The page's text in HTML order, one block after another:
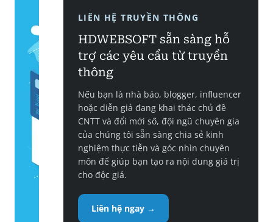
LIÊN HỆ TRUYỀN THÔNG
HDWEBSOFT sẵn sàng hỗ
trợ các yêu cầu từ truyền
thông
Nếu bạn là nhà báo, blogger, influencer
hoặc diễn giả đang khai thác chủ đề
CNTT và đổi mới số, đội ngũ chuyên gia
của chúng tôi sẵn sàng chia sẻ kinh
nghiệm thực tiễn và góc nhìn chuyên
môn để giúp bạn tạo ra nội dung giá trị
cho độc giả.
Liên hệ ngay →